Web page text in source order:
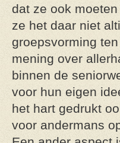
dat ze ook
ze het daar niet
groepsvorming
mening over
binnen de
voor hun eigen
het hart gedrukt
voor andermans